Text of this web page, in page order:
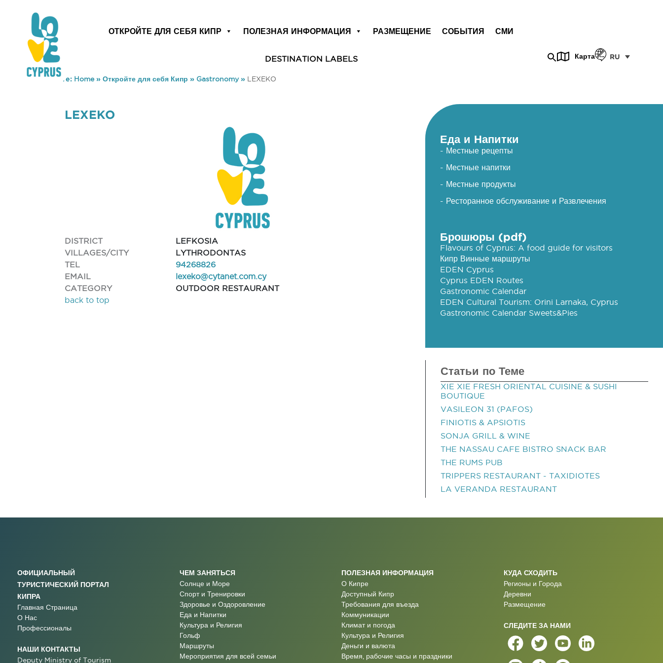
ОТКРОЙТЕ ДЛЯ СЕБЯ КИПР ПОЛЕЗНАЯ ИНФОРМАЦИЯ РАЗМЕЩЕНИЕ СОБЫТИЯ СМИ
DESTINATION LABELS Карта RU
You are here: Home» Откройте для себя Кипр » Gastronomy» LEXEKO
LEXEKO
DISTRICT
LEFKOSIA
VILLAGES/CITY
LYTHRODONTAS
TEL
94268826
EMAIL
lexeko@cytanet.com.cy
CATEGORY
OUTDOOR RESTAURANT
back to top
Еда и Напитки
- Местные рецепты
- Местные напитки
- Местные продукты
- Ресторанное обслуживание и Развлечения
Брошюры (pdf)
Flavours of Cyprus: A food guide for visitors
Кипр Винные маршруты
EDEN Cyprus
Cyprus EDEN Routes
Gastronomic Calendar
EDEN Cultural Tourism: Orini Larnaka, Cyprus
Gastronomic Calendar Sweets&Pies
Статьи по Теме
XIE XIE FRESH ORIENTAL CUISINE & SUSHI
BOUTIQUE
VASILEON 31 (PAFOS)
FINIOTIS & APSIOTIS
SONJA GRILL & WINE
THE NASSAU CAFE BISTRO SNACK BAR
THE RUMS PUB
TRIPPERS RESTAURANT - TAXIDIOTES
LA VERANDA RESTAURANT
ОФИЦИАЛЬНЫЙ
ТУРИСТИЧЕСКИЙ ПОРТАЛ
КИПРА
Главная Страница
О Нас
Профессионалы
НАШИ КОНТАКТЫ
Deputy Ministry of Tourism
ЧЕМ ЗАНЯТЬСЯ
Солнце и Море
Спорт и Тренировки
Здоровье и Оздоровление
Еда и Напитки
Культура и Религия
Гольф
Маршруты
Мероприятия для всей семьи
ПОЛЕЗНАЯ ИНФОРМАЦИЯ
О Кипре
Доступный Кипр
Требования для въезда
Коммуникации
Климат и погода
Культура и Религия
Деньги и валюта
Время, рабочие часы и праздники
КУДА СХОДИТЬ
Регионы и Города
Деревни
Размещение
СЛЕДИТЕ ЗА НАМИ